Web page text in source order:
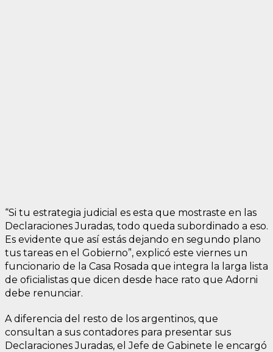
“Si tu estrategia judicial es esta que mostraste en las
Declaraciones Juradas, todo queda subordinado a eso.
Es evidente que así estás dejando en segundo plano
tus tareas en el Gobierno”, explicó este viernes un
funcionario de la Casa Rosada que integra la larga lista
de oficialistas que dicen desde hace rato que Adorni
debe renunciar.
A diferencia del resto de los argentinos, que
consultan a sus contadores para presentar sus
Declaraciones Juradas, el Jefe de Gabinete le encargó